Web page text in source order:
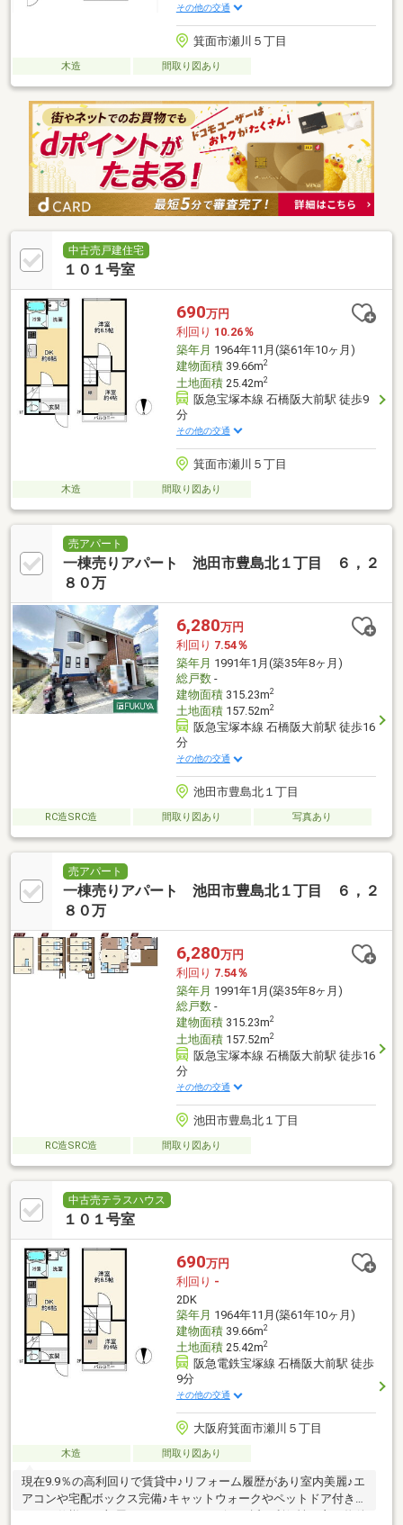
その他の交通
箕面市瀬川５丁目
木造 間取り図あり
中古売戸建住宅
１０１号室
690万円
利回り 10.26％
築年月 1964年11月(築61年10ヶ月)
建物面積39.66m2
土地面積25.42m2
阪急宝塚本線 石橋阪大前駅 徒歩9
分
その他の交通
箕面市瀬川５丁目
木造 間取り図あり
売アパート
一棟売りアパート 池田市豊島北１丁目 ６，２
８０万
6,280万円
利回り 7.54％
築年月 1991年1月(築35年8ヶ月)
総戸数-
建物面積315.23m2
土地面積157.52m2
阪急宝塚本線 石橋阪大前駅 徒歩16
分
その他の交通
池田市豊島北１丁目
RC造SRC造 間取り図あり 写真あり
売アパート
一棟売りアパート 池田市豊島北１丁目 ６，２
８０万
6,280万円
利回り 7.54％
築年月 1991年1月(築35年8ヶ月)
総戸数-
建物面積315.23m2
土地面積157.52m2
阪急宝塚本線 石橋阪大前駅 徒歩16
分
その他の交通
池田市豊島北１丁目
RC造SRC造 間取り図あり
中古売テラスハウス
１０１号室
690万円
利回り -
2DK
築年月 1964年11月(築61年10ヶ月)
建物面積39.66m2
土地面積25.42m2
阪急電鉄宝塚線 石橋阪大前駅 徒歩
9分
その他の交通
大阪府箕面市瀬川５丁目
木造 間取り図あり
現在9.9％の高利回りで賃貸中♪リフォーム履歴があり室内美麗♪エ
アコンや宅配ボックス完備♪キャットウォークやペットドア付きの